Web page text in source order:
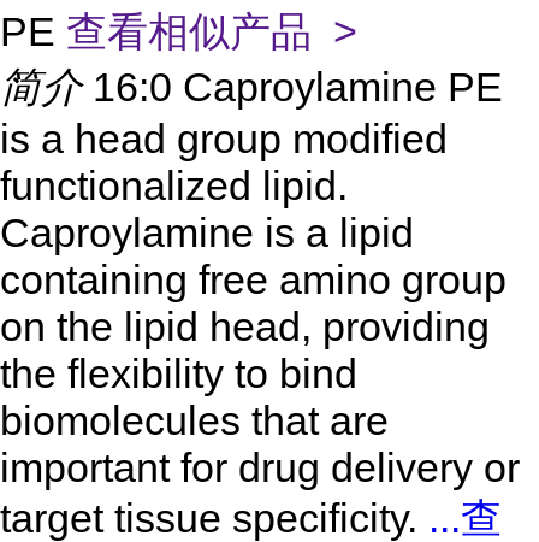
PE 查看相似产品 >
简介 16:0 Caproylamine PE
is a head group modified
functionalized lipid.
Caproylamine is a lipid
containing free amino group
on the lipid head, providing
the flexibility to bind
biomolecules that are
important for drug delivery or
target tissue specificity. ...查